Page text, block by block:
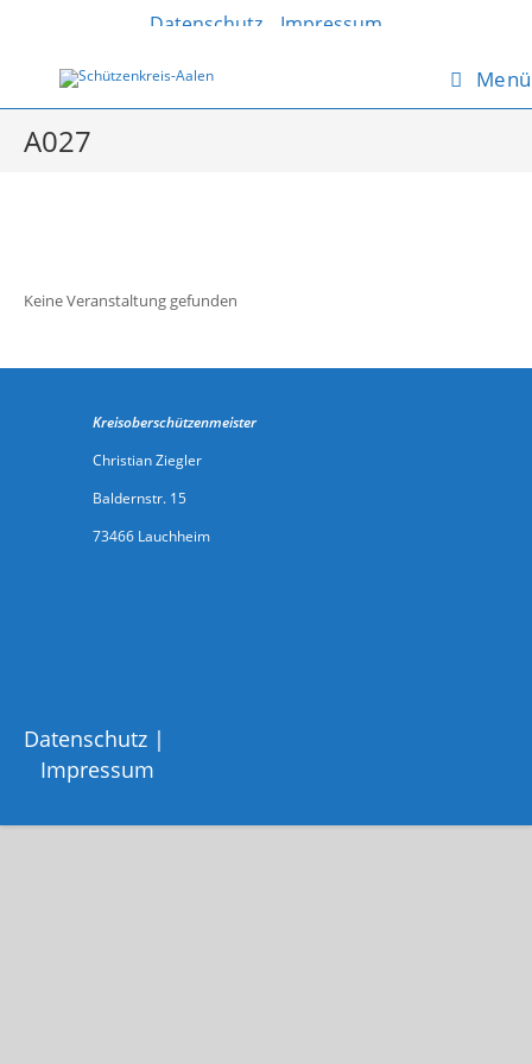
Datenschutz Impressum
Menü
A027
Keine Veranstaltung gefunden
Kreisoberschützenmeister
Christian Ziegler
Baldernstr. 15
73466 Lauchheim
Datenschutz
Impressum